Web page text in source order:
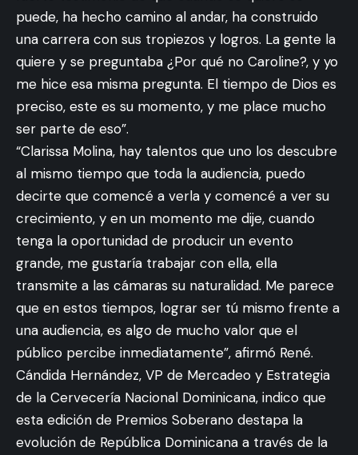
puede, ha hecho camino al andar, ha construido
una carrera con sus tropiezos y logros. La gente la
quiere y se preguntaba ¿Por qué no Caroline?, y yo
me hice esa misma pregunta. El tiempo de Dios es
preciso, este es su momento, y me place mucho
ser parte de eso”.
“Clarissa Molina, hay talentos que uno los descubre
al mismo tiempo que toda la audiencia, puedo
decirte que comencé a verla y comencé a ver su
crecimiento, y en un momento me dije, cuando
tenga la oportunidad de producir un evento
grande, me gustaría trabajar con ella, ella
transmite a las cámaras su naturalidad. Me parece
que en estos tiempos, lograr ser tú mismo frente a
una audiencia, es algo de mucho valor que el
público percibe inmediatamente”, afirmó René.
Cándida Hernández, VP de Mercadeo y Estrategia
de la Cervecería Nacional Dominicana, indico que
esta edición de Premios Soberano destapa la
evolución de República Dominicana a través de la